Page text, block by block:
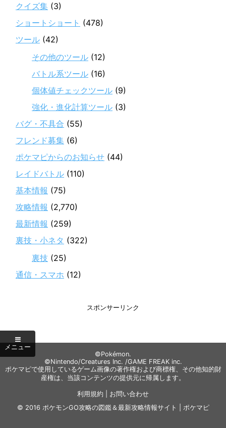
クイズ集 (3)
ショートショート (478)
ツール (42)
その他のツール (12)
バトル系ツール (16)
個体値チェックツール (9)
強化・進化計算ツール (3)
バグ・不具合 (55)
フレンド募集 (6)
ポケマピからのお知らせ (44)
レイドバトル (110)
基本情報 (75)
攻略情報 (2,770)
最新情報 (259)
裏技・小ネタ (322)
裏技 (25)
通信・スマホ (12)
スポンサーリンク
©Pokémon.
©Nintendo/Creatures Inc. /GAME FREAK inc.
ポケマピで使用しているゲーム画像の著作権および商標権、その他知的財
産権は、当該コンテンツの提供元に帰属します。
利用規約
お問い合わせ
© 2016 ポケモンGO攻略の図鑑＆最新攻略情報サイト | ポケマピ